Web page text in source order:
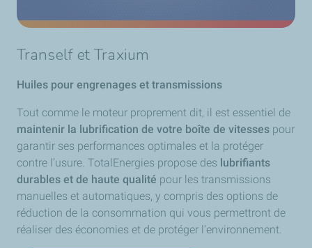
Tranself et Traxium
Huiles pour engrenages et transmissions
Tout comme le moteur proprement dit, il est essentiel de
maintenir la lubrification de votre boîte de vitesses pour
garantir ses performances optimales et la protéger
contre l’usure. TotalEnergies propose des lubrifiants
durables et de haute qualité pour les transmissions
manuelles et automatiques, y compris des options de
réduction de la consommation qui vous permettront de
réaliser des économies et de protéger l’environnement.